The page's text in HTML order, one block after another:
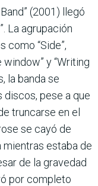
(2001) llegó
La agrupación
como “Side”,
window” y “Writing
la banda se
pese a que
truncarse en el
se cayó de
mientras estaba de
de la gravedad
por completo